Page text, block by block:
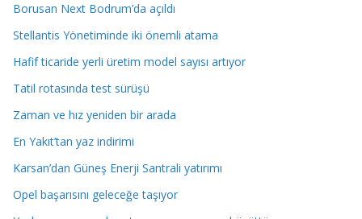
Borusan Next Bodrum’da açıldı
Stellantis Yönetiminde iki önemli atama
Hafif ticaride yerli üretim model sayısı artıyor
Tatil rotasında test sürüşü
Zaman ve hız yeniden bir arada
En Yakıt’tan yaz indirimi
Karsan’dan Güneş Enerji Santrali yatırımı
Opel başarısını geleceğe taşıyor